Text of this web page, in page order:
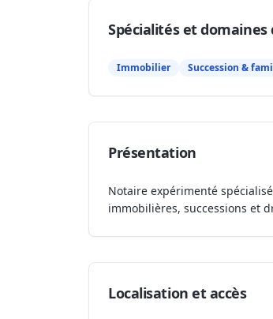
Spécialités et domaines
Immobilier Succession &
Présentation
Notaire expérimenté
immobilières, successions et
Localisation et accès